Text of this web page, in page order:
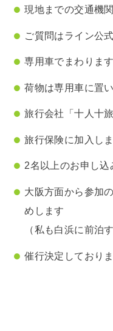
現地までの交通機
ご質問はライン公
専用車でまわります
荷物は専用車に置
旅行会社「十人十
旅行保険に加入し
2名以上のお申し
大阪方面から参加
めします
（私も白浜に前泊
催行決定しており